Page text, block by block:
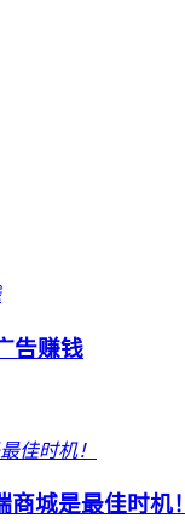
告赚钱
城是最佳时机！